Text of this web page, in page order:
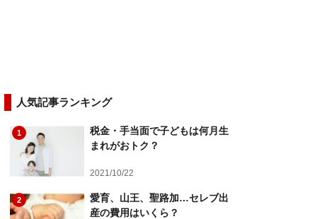
人気記事ランキング
1
税金・手当面で子どもは何月生
まれがおトク？
2021/10/22
2
愛育、山王、聖路加…セレブ出
産の費用はいくら？